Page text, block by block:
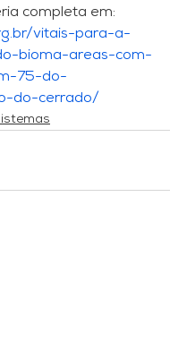
completa em:
vitais-para-a-
bioma-areas-com-
75-do-
do-cerrado/